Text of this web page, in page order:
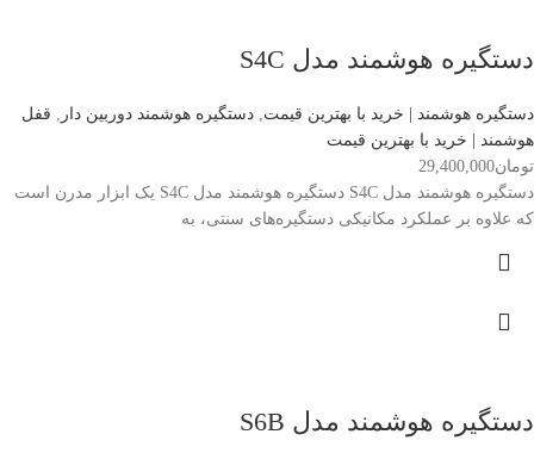
دستگیره هوشمند مدل S4C
دستگیره هوشمند | خرید با بهترین قیمت, دستگیره هوشمند دوربین دار , قفل
هوشمند | خرید با بهترین قیمت
تومان29,400,000
دستگیره هوشمند مدل S4C دستگیره هوشمند مدل S4C یک ابزار مدرن است
که علاوه بر عملکرد مکانیکی دستگیره‌های سنتی، به
دستگیره هوشمند مدل S6B